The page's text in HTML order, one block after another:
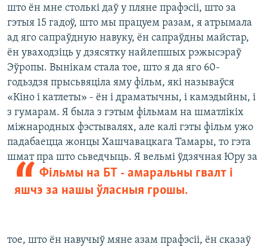
што ён мне столькі даў у пляне прафэсіі, што за
гэтыя 15 гадоў, што мы працуем разам, я атрымала
ад яго сапраўдную навуку, ён сапраўдны майстар,
ён уваходзіць у дзясятку найлепшых рэжысэраў
Эўропы. Вынікам стала тое, што я да яго 60-
годьздзя прысьвяціла яму фільм, які называўся
«Кіно і катлеты» - ён і драматычны, і камэдыйны, і
з гумарам. Я была з гэтым фільмам на шматлікіх
міжнародных фэстывалях, але калі гэты фільм ужо
падабаецца жонцы Хашчавацкага Тамары, то гэта
шмат пра што сьведчыць.
Фільмы на БТ - амаральны гвалт і
яшчэ за нашы ўласныя грошы.
Я вельмі ўдзячная Юру за
тое, што ён навучыў мяне азам прафэсіі, ён сказаў